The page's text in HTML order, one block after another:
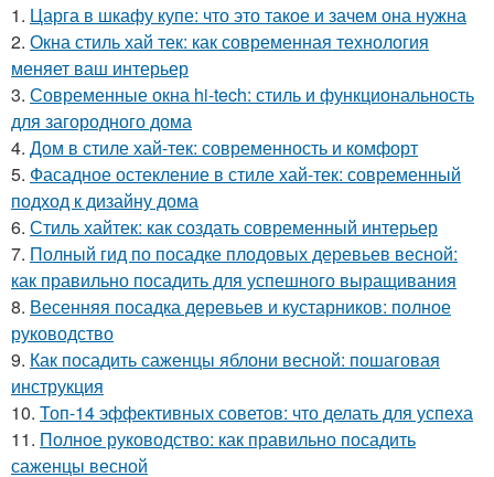
1. Царга в шкафу купе: что это такое и зачем она нужна
2. Окна стиль хай тек: как современная технология
меняет ваш интерьер
3. Современные окна hi-tech: стиль и функциональность
для загородного дома
4. Дом в стиле хай-тек: современность и комфорт
5. Фасадное остекление в стиле хай-тек: современный
подход к дизайну дома
6. Стиль хайтек: как создать современный интерьер
7. Полный гид по посадке плодовых деревьев весной:
как правильно посадить для успешного выращивания
8. Весенняя посадка деревьев и кустарников: полное
руководство
9. Как посадить саженцы яблони весной: пошаговая
инструкция
10. Топ-14 эффективных советов: что делать для успеха
11. Полное руководство: как правильно посадить
саженцы весной